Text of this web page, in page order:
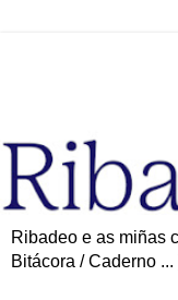
Ribadeo e as miñas
Bitácora / Caderno ...